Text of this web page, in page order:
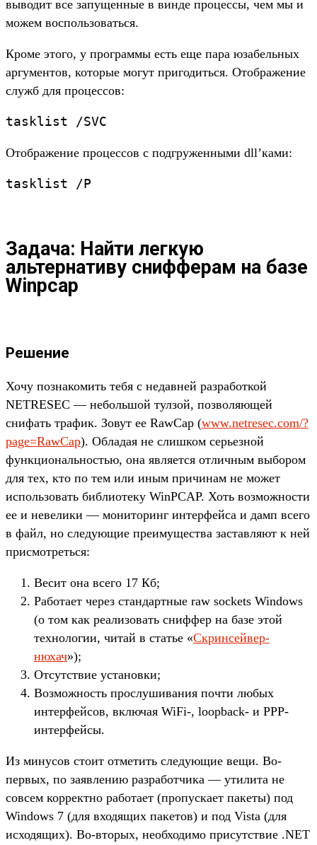
выводит все запущенные в винде процессы, чем мы и
можем воспользоваться.
Кроме этого, у программы есть еще пара юзабельных
аргументов, которые могут пригодиться. Отображение
служб для процессов:
tasklist /SVC
Отображение процессов с подгруженными dll’ками:
tasklist /P
Задача: Найти легкую
альтернативу снифферам на базе
Winpcap
Решение
Хочу познакомить тебя с недавней разработкой
NETRESEC — небольшой тулзой, позволяющей
снифать трафик. Зовут ее RawCap (www.netresec.com/?
page=RawCap). Обладая не слишком серьезной
функциональностью, она является отличным выбором
для тех, кто по тем или иным причинам не может
использовать библиотеку WinPCAP. Хоть возможности
ее и невелики — мониторинг интерфейса и дамп всего
в файл, но следующие преимущества заставляют к ней
присмотреться:
Весит она всего 17 Кб;
Работает через стандартные raw sockets Windows
(о том как реализовать сниффер на базе этой
технологии, читай в статье «Скринсейвер-
нюхач»);
Отсутствие установки;
Возможность прослушивания почти любых
интерфейсов, включая WiFi-, loopback- и PPP-
интерфейсы.
Из минусов стоит отметить следующие вещи. Во-
первых, по заявлению разработчика — утилита не
совсем корректно работает (пропускает пакеты) под
Windows 7 (для входящих пакетов) и под Vista (для
исходящих). Во-вторых, необходимо присутствие .NET